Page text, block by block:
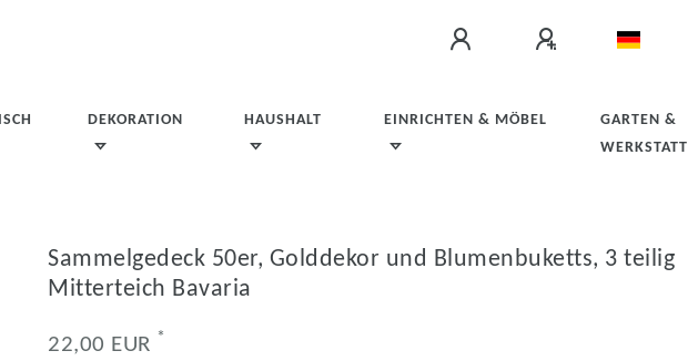
DEKORATION HAUSHALT EINRICHTEN & MÖBEL
GARTEN &
WERKSTATT
Sammelgedeck 50er, Golddekor und Blumenbuketts, 3 teilig
Mitterteich Bavaria
22,00 EUR *